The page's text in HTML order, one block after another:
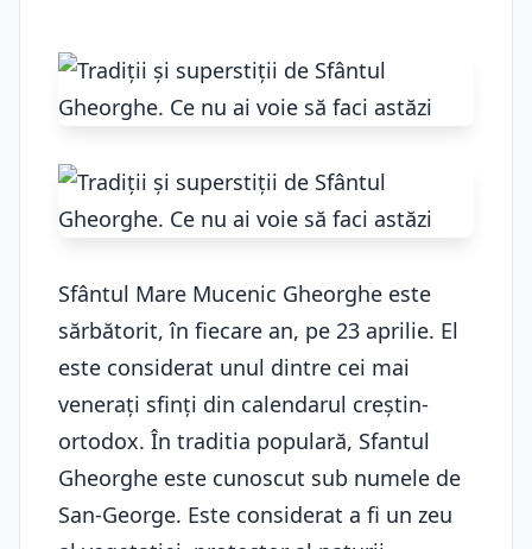
Sfântul Mare Mucenic Gheorghe este
sărbătorit, în fiecare an, pe 23 aprilie. El
este considerat unul dintre cei mai
venerați sfinți din calendarul creștin-
ortodox. În traditia populară, Sfantul
Gheorghe este cunoscut sub numele de
San-George. Este considerat a fi un zeu